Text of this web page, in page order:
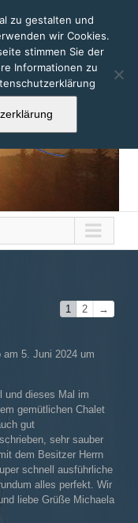
Navigation
1 2
→
am 5. Juni 2024 um
und dieses Mal im
gemütlichen Chalet
gut
sehr sauber
dem Besitzer Herrn
schnell ausführliche
alles perfekt. Wir
liebe Grüße Michaela
zu gestalten und
wir Cookies.
stimmen Sie der
Informationen zu